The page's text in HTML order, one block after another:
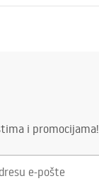
i promocijama!